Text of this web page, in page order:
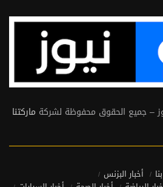
ماركتنا
أخبار البزنس